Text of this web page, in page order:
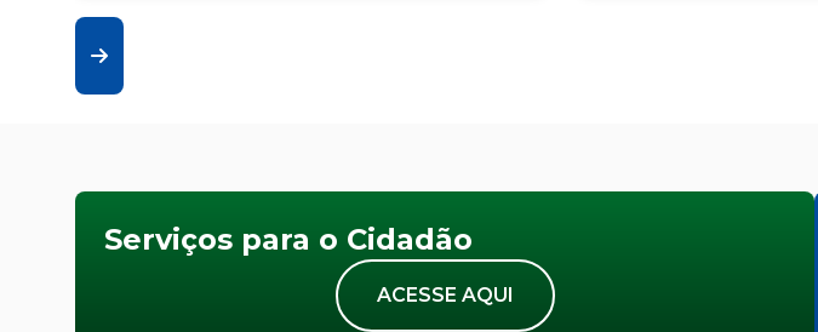
Serviços para o Cidadão
ACESSE AQUI